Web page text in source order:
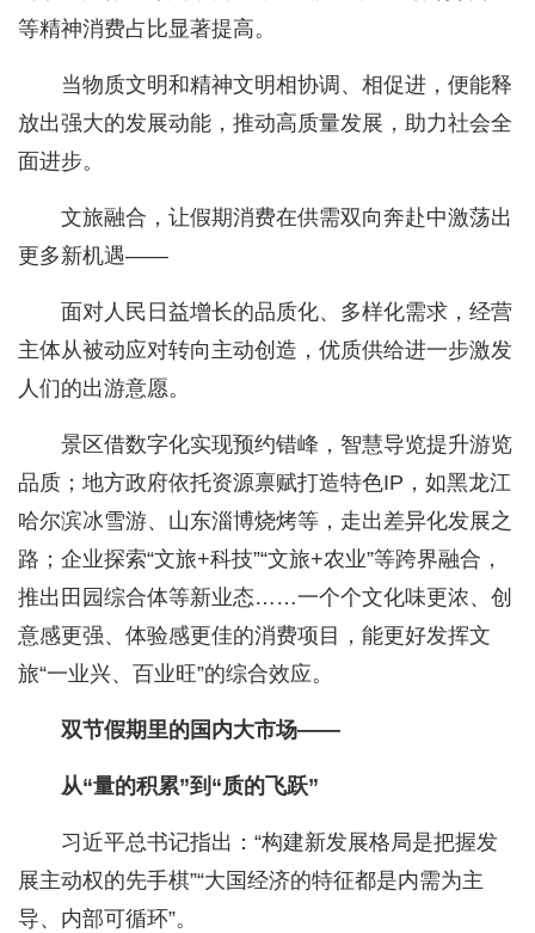
等精神消费占比显著提高。
当物质文明和精神文明相协调、相促进，便能释
放出强大的发展动能，推动高质量发展，助力社会全
面进步。
文旅融合，让假期消费在供需双向奔赴中激荡出
更多新机遇——
面对人民日益增长的品质化、多样化需求，经营
主体从被动应对转向主动创造，优质供给进一步激发
人们的出游意愿。
景区借数字化实现预约错峰，智慧导览提升游览
品质；地方政府依托资源禀赋打造特色IP，如黑龙江
哈尔滨冰雪游、山东淄博烧烤等，走出差异化发展之
路；企业探索“文旅+科技”“文旅+农业”等跨界融合，
推出田园综合体等新业态……一个个文化味更浓、创
意感更强、体验感更佳的消费项目，能更好发挥文
旅“一业兴、百业旺”的综合效应。
双节假期里的国内大市场——
从“量的积累”到“质的飞跃”
习近平总书记指出：“构建新发展格局是把握发
展主动权的先手棋”“大国经济的特征都是内需为主
导、内部可循环”。